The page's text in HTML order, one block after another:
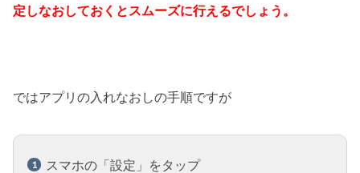
定しなおしておくとスムーズに行えるでしょう。
ではアプリの入れなおしの手順ですが
スマホの「設定」をタップ